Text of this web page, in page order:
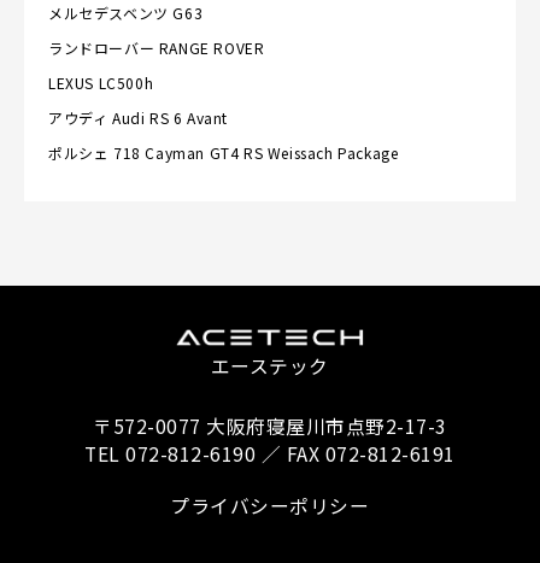
メルセデスベンツ G63
ランドローバー RANGE ROVER
LEXUS LC500h
アウディ Audi RS 6 Avant
ポルシェ 718 Cayman GT4 RS Weissach Package
エーステック
〒572-0077 大阪府寝屋川市点野2-17-3
TEL 072-812-6190 ／ FAX 072-812-6191
プライバシーポリシー